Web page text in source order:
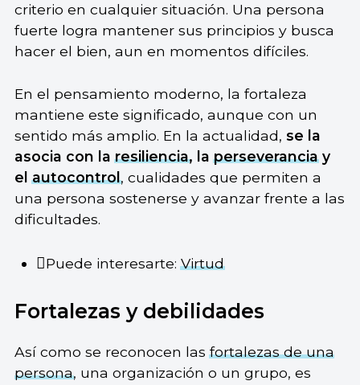
criterio en cualquier situación. Una persona
fuerte logra mantener sus principios y busca
hacer el bien, aun en momentos difíciles.
En el pensamiento moderno, la fortaleza
mantiene este significado, aunque con un
sentido más amplio. En la actualidad, se la
asocia con laresiliencia, laperseveranciay
elautocontrol, cualidades que permiten a
una persona sostenerse y avanzar frente a las
dificultades.
Puede interesarte:Virtud
Fortalezas y debilidades
Así como se reconocen lasfortalezas de una
persona, una organización o un grupo, es